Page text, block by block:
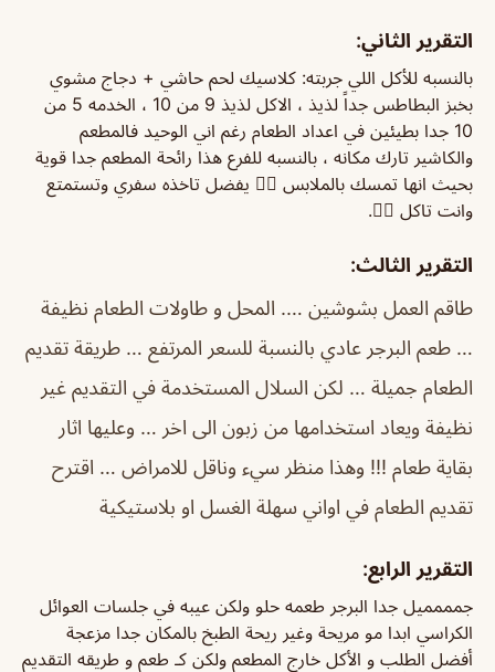
التقرير الثاني:
بالنسبه للأكل اللي جربته: كلاسيك لحم حاشي + دجاج مشوي
بخبز البطاطس جداً لذيذ ، الاكل لذيذ 9 من 10 ، الخدمه 5 من
10 جدا بطيئين في اعداد الطعام رغم اني الوحيد فالمطعم
والكاشير تارك مكانه ، بالنسبه للفرع هذا رائحة المطعم جدا قوية
بحيث انها تمسك بالملابس 👎🏻 يفضل تاخذه سفري وتستمتع
وانت تاكل 👌🏻.
التقرير الثالث:
طاقم العمل بشوشين …. المحل و طاولات الطعام نظيفة
… طعم البرجر عادي بالنسبة للسعر المرتفع … طريقة تقديم
الطعام جميلة … لكن السلال المستخدمة في التقديم غير
نظيفة ويعاد استخدامها من زبون الى اخر … وعليها اثار
بقاية طعام !!! وهذا منظر سيء وناقل للامراض … اقترح
تقديم الطعام في اواني سهلة الغسل او بلاستيكية
التقرير الرابع:
جمممميل جدا البرجر طعمه حلو ولكن عيبه في جلسات العوائل
الكراسي ابدا مو مريحة وغير ريحة الطبخ بالمكان جدا مزعجة
أفضل الطلب و الأكل خارج المطعم ولكن كـ طعم و طريقه التقديم